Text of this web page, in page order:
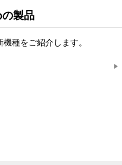
の製品
機種をご紹介します。